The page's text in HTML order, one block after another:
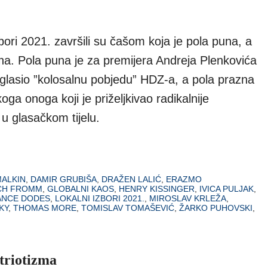
2021. završili su čašom koja je pola puna, a
Pola puna je za premijera Andreja Plenkovića
”kolosalnu pobjedu” HDZ-a, a pola prazna
onoga koji je priželjkivao radikalnije
glasačkom tijelu.
DAMIR GRUBIŠA DRAŽEN LALIĆ ERAZMO
FROMM GLOBALNI KAOS HENRY KISSINGER IVICA PULJAK
DODES LOKALNI IZBORI 2021. MIROSLAV KRLEŽA
, THOMAS MORE TOMISLAV TOMAŠEVIĆ ŽARKO PUHOVSKI